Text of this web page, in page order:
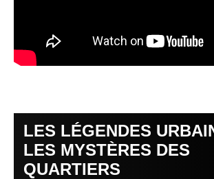
LES LÉGENDES
LES MYSTÈRES DES
QUARTIERS